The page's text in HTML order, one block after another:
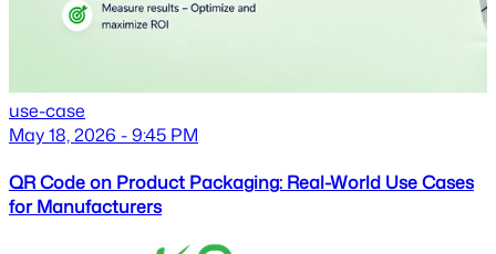
use-case
May 18, 2026 - 9:45 PM
QR Code on Product Packaging: Real-World Use Cases
for Manufacturers